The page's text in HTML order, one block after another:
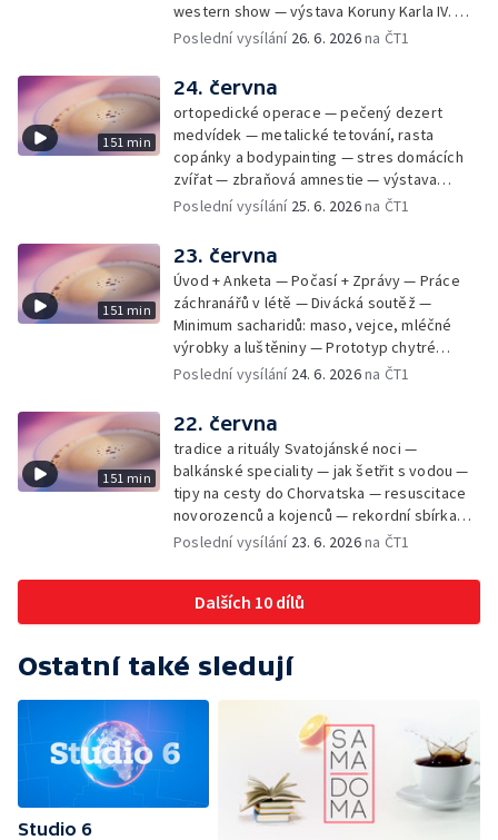
western show — výstava Koruny Karla IV. —
mladý lezecký fenomén Josef Šindel
Poslední vysílání 26. 6. 2026na ČT1
151 min
24. června
ortopedické operace — pečený dezert
medvídek — metalické tetování, rasta
copánky a bodypainting — stres domácích
zvířat — zbraňová amnestie — výstava
mikrofotografií rostlin — fenomenální
Poslední vysílání 25. 6. 2026na ČT1
151 min
23. června
Úvod + Anketa — Počasí + Zprávy — Práce
záchranářů v létě — Divácká soutěž —
Minimum sacharidů: maso, vejce, mléčné
výrobky a luštěniny — Prototyp chytré
vložky do bot pro běžce — Anketa +
záchranářů v létě — Divácká soutěž —
Minimum sacharidů: maso, vejce, mléčné
výrobky a luštěniny — Jak se udržet v
kondici v létě bez posilovny — Prototyp
chytré vložky do bot pro běžce — Anketa +
aktuálně — Škola hrou — Upoutávka na další
vysílání — Počasí + Zprávy — Práce
Minimum sacharidů: maso, vejce, mléčné
výrobky a luštěniny — Mezinárodní folklórní
kondici v létě bez posilovny — Anketa +
Aktuálně — Škola hrou — Počasí — Prototyp
chytré vložky do bot pro běžce — Divácká
soutěž — Kniha veselých říkanek Hrátky se
zvířátky — Práce záchranářů v létě — Jak se
udržet v kondici v létě bez posilovny —
Škola hrou — Upoutávka na další vysílání —
Počasí + Zprávy — Mezinárodní folklórní
Poslední vysílání 24. 6. 2026na ČT1
151 min
22. června
tradice a rituály Svatojánské noci —
balkánské speciality — jak šetřit s vodou —
tipy na cesty do Chorvatska — resuscitace
novorozenců a kojenců — rekordní sbírka
velkých modelů aut — výroba šperků se
Poslední vysílání 23. 6. 2026na ČT1
Dalších 10 dílů
Ostatní také sledují
Studio 6